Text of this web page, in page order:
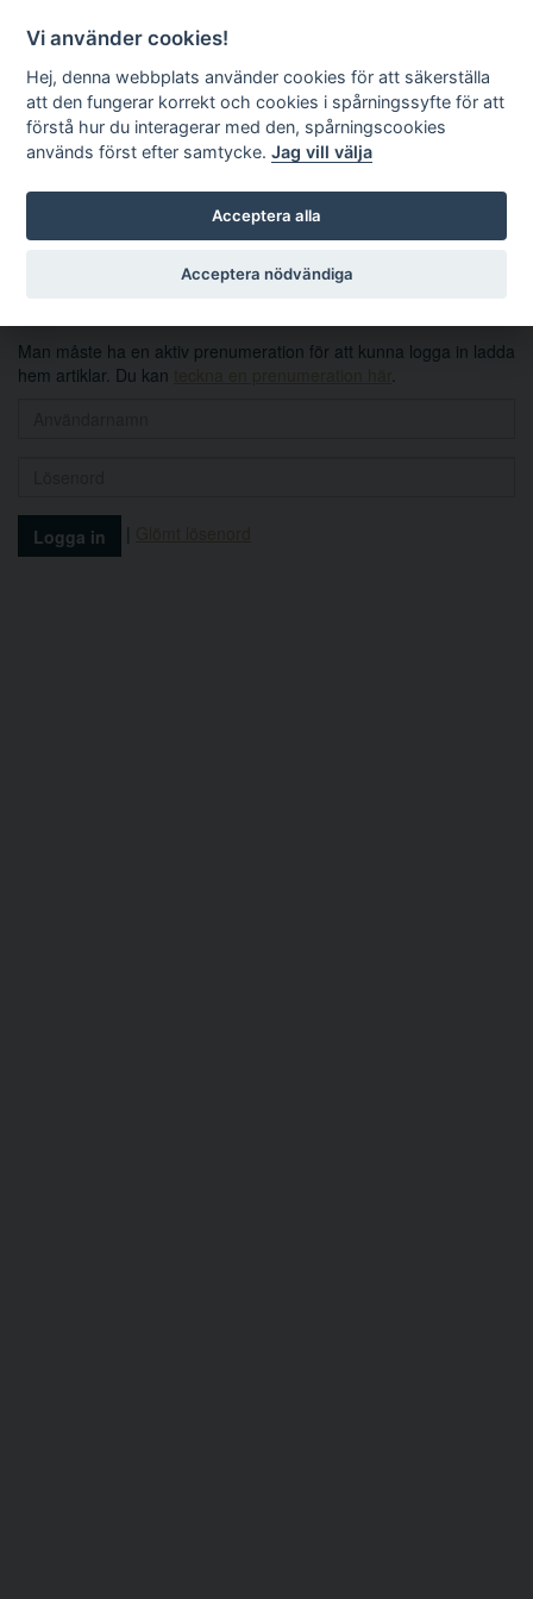
Sök
Logga in
Man måste ha en aktiv prenumeration för att kunna logga in ladda
hem artiklar. Du kan
|
Vi använder cookies!
Hej, denna webbplats använder cookies för att säkerställa
att den fungerar korrekt och cookies i spårningssyfte för att
förstå hur du interagerar med den, spårningscookies
används först efter samtycke.Jag vill välja
Acceptera alla
Acceptera nödvändiga